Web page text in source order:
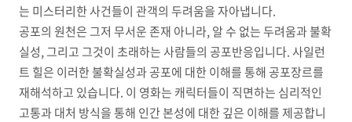
는 미스터리한 사건들이 관객의 두려움을 자아냅니다.
공포의 원천은 그저 무서운 존재 아니라, 알 수 없는 두려움과 불확
실성, 그리고 그것이 초래하는 사람들의 공포반응입니다. 사일런
트 힐은 이러한 불확실성과 공포에 대한 이해를 통해 공포장르를
재해석하고 있습니다. 이 영화는 캐릭터들이 직면하는 심리적인
고통과 대처 방식을 통해 인간 본성에 대한 깊은 이해를 제공합니